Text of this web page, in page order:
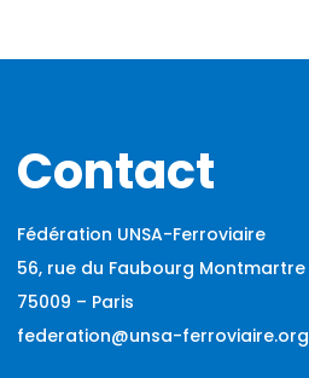
Contact
Fédération UNSA-Ferroviaire
56, rue du Faubourg Montmartre
75009 – Paris
federation@unsa-ferroviaire.org